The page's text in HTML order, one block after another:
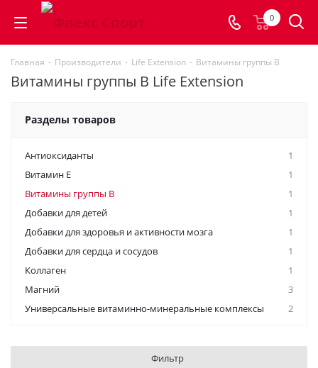
0
Главная - Производители - Life Extension - Витамины группы B
Витамины группы B Life Extension
Разделы товаров
Антиоксиданты
1
Витамин E
1
Витамины группы B
1
Добавки для детей
1
Добавки для здоровья и активности мозга
1
Добавки для сердца и сосудов
1
Коллаген
1
Магний
3
Универсальные витаминно-минеральные комплексы
2
Фильтр